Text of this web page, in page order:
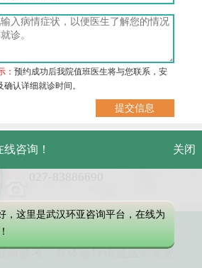
：预约成功后我院值班医生将与您联系，安
确认详细就诊时间。
武汉市硚口区解放大道479号
免费电话：
武汉环亚中医白癜风医院
康参考，具体诊疗请遵医师意见
咨询！ 关闭
，这里是武汉环亚咨询平台，在线为